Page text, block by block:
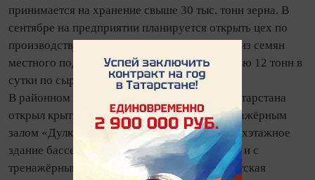
принимается на хранение свыше 30 тыс. тонн зерна. В
сентябре на предприятии планируется открыть цех по
производству растительного масла и жмыха из семян
местного подсолнечника и рапса с мощностью 12 тонн в
сутки по сырью.
В районном центре - городе Болгар лидер Татарстана
открыл крытый плавательный бассейн с тренажёрным
залом «Дулкын». Объект включает в себя двухэтажное
здание бассейна с чашами 25х8,5 м и 10х6 м и с
тренажёрным залом 16х9х3 м. Здесь есть детская